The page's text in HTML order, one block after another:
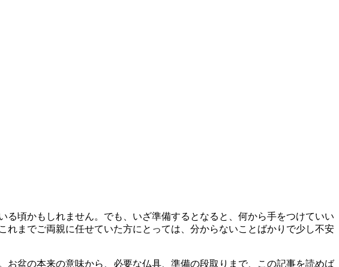
頃かもしれません。でも、いざ準備するとなると、何から手をつけていい
までご両親に任せていた方にとっては、分からないことばかりで少し不安
盆の本来の意味から、必要な仏具、準備の段取りまで、この記事を読めば